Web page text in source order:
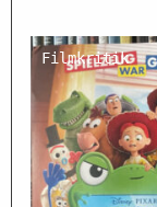
Filmkritik